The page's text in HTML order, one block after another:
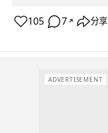
105 7 ↗ 分享
ADVERTISEMENT